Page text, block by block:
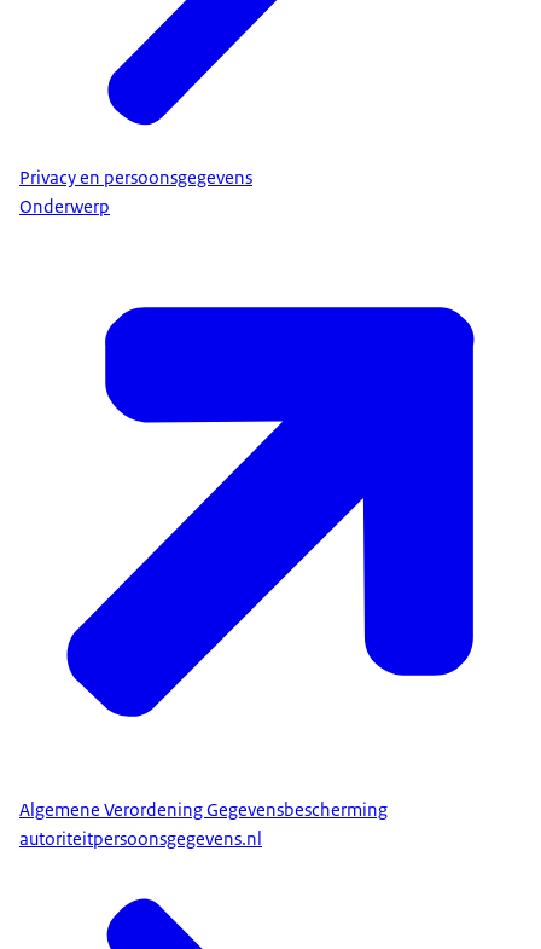
Privacy en persoonsgegevens
Onderwerp
Algemene Verordening Gegevensbescherming
autoriteitpersoonsgegevens.nl